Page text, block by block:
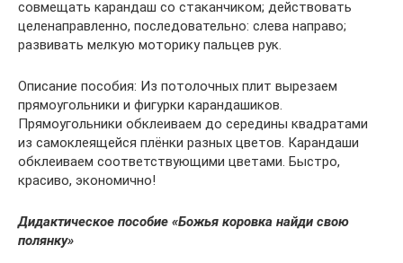
совмещать карандаш со стаканчиком; действовать
целенаправленно, последовательно: слева направо;
развивать мелкую моторику пальцев рук.
Описание пособия: Из потолочных плит вырезаем
прямоугольники и фигурки карандашиков.
Прямоугольники обклеиваем до середины квадратами
из самоклеящейся плёнки разных цветов. Карандаши
обклеиваем соответствующими цветами. Быстро,
красиво, экономично!
Дидактическое пособие «Божья коровка найди свою
полянку»